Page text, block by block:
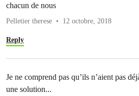
chacun de nous
Pelletier therese 12 octobre, 2018
Reply
Je ne comprend pas qu’ils n’aient pas
une solution...